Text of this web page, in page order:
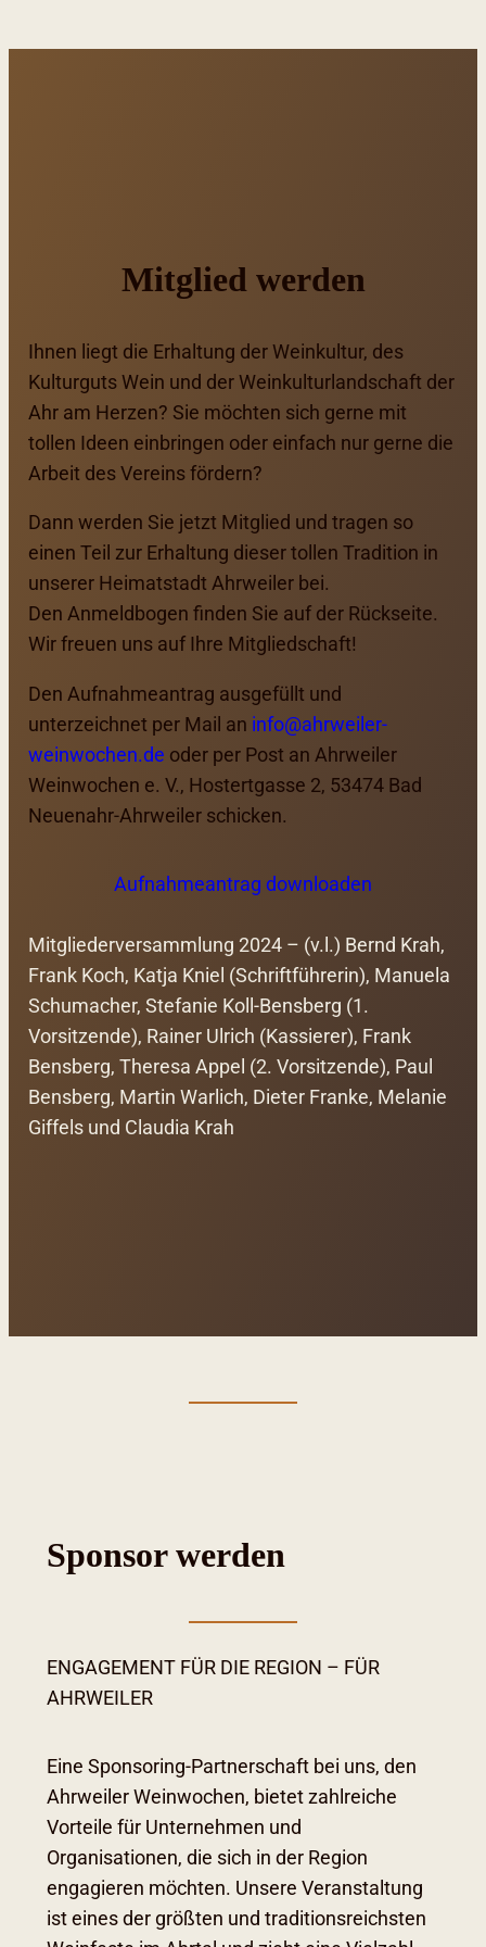
Mitglied werden
Ihnen liegt die Erhaltung der Weinkultur, des
Kulturguts Wein und der Weinkulturlandschaft der
Ahr am Herzen? Sie möchten sich gerne mit
tollen Ideen einbringen oder einfach nur gerne die
Arbeit des Vereins fördern?
Dann werden Sie jetzt Mitglied und tragen so
einen Teil zur Erhaltung dieser tollen Tradition in
unserer Heimatstadt Ahrweiler bei.
Den Anmeldbogen finden Sie auf der Rückseite.
Wir freuen uns auf Ihre Mitgliedschaft!
Den Aufnahmeantrag ausgefüllt und
unterzeichnet per Mail an info@ahrweiler-
weinwochen.de oder per Post an Ahrweiler
Weinwochen e. V., Hostertgasse 2, 53474 Bad
Neuenahr-Ahrweiler schicken.
Aufnahmeantrag downloaden
Mitgliederversammlung 2024 – (v.l.) Bernd Krah,
Frank Koch, Katja Kniel (Schriftführerin), Manuela
Schumacher, Stefanie Koll-Bensberg (1.
Vorsitzende), Rainer Ulrich (Kassierer), Frank
Bensberg, Theresa Appel (2. Vorsitzende), Paul
Bensberg, Martin Warlich, Dieter Franke, Melanie
Giffels und Claudia Krah
Sponsor werden
ENGAGEMENT FÜR DIE REGION – FÜR
AHRWEILER
Eine Sponsoring-Partnerschaft bei uns, den
Ahrweiler Weinwochen, bietet zahlreiche
Vorteile für Unternehmen und
Organisationen, die sich in der Region
engagieren möchten. Unsere Veranstaltung
ist eines der größten und traditionsreichsten